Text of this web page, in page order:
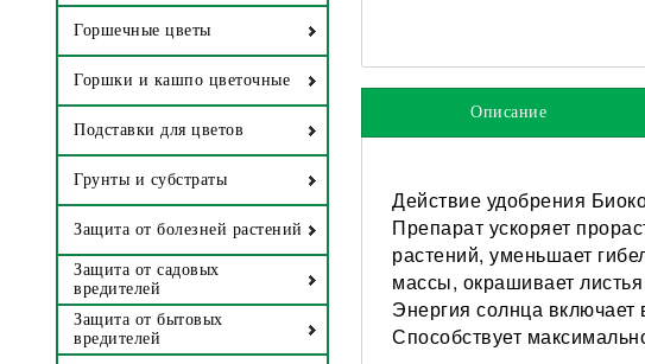
Горшечные цветы
Горшки и кашпо цветочные
Подставки для цветов
Грунты и субстраты
Защита от болезней растений
Защита от садовых
вредителей
Защита от бытовых
вредителей
Описание
Действие удобрения
Препарат ускоряет
растений, уменьшает
массы, окрашивает
Энергия солнца
Способствует